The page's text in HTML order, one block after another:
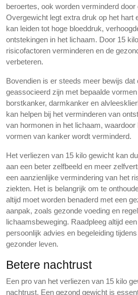
beroertes, ook worden verminderd
Overgewicht legt extra druk op het hart
kan leiden tot hoge bloeddruk,
ontstekingen in het lichaam. Door 15
risicofactoren verminderen en de
verbeteren.
Bovendien is er steeds meer bewijs
geassocieerd zijn met bepaalde
borstkanker, darmkanker en
kan helpen bij het verminderen van
van hormonen in het lichaam,
vormen van kanker wordt verminderd.
Het verliezen van 15 kilo gewicht kan
aan een beter zelfbeeld en meer
een aanzienlijke vermindering van het
ziekten. Het is belangrijk om te
altijd moet worden benaderd met een
aanpak, zoals gezonde voeding en
lichaamsbeweging. Raadpleeg altijd
persoonlijk advies en begeleiding
gezonder leven.
Betere nachtrust
Een pro van het verliezen van 15 kilo
nachtrust. Een gezond gewicht is